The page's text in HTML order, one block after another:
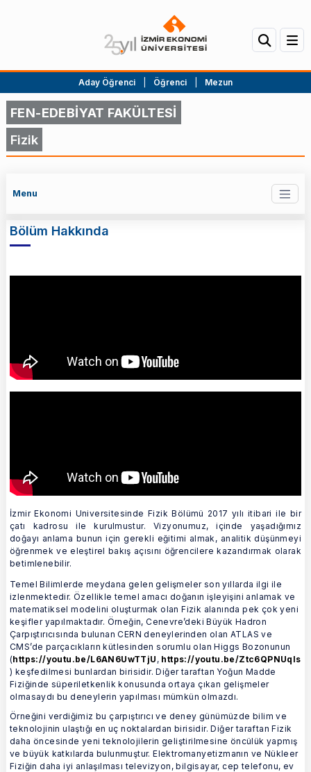
Aday Öğrenci Öğrenci Mezun
FEN-EDEBİYAT FAKÜLTESİ
Fizik
Bölüm Hakkında
İzmir Ekonomi Universitesinde Fizik Bölümü 2017 yılı itibari ile bir
çatı kadrosu ile kurulmustur. Vizyonumuz, içinde yaşadığımız
doğayı anlama bunun için gerekli eğitimi almak, analitik düşünmeyi
öğrenmek ve eleştirel bakış açısını öğrencilere kazandırmak olarak
betimlenebilir.
Temel Bilimlerde meydana gelen gelişmeler son yıllarda ilgi ile
izlenmektedir. Özellikle temel amacı doğanın işleyişini anlamak ve
matematiksel modelini oluşturmak olan Fizik alanında pek çok yeni
keşifler yapılmaktadır. Örneğin, Cenevre’deki Büyük Hadron
Çarpıştırıcısında bulunan CERN deneylerinden olan ATLAS ve
CMS’de parçacıkların kütlesinden sorumlu olan Higgs Bozonunun
(https://youtu.be/L6AN6UwTTjU , https://youtu.be/Ztc6QPNUqls
) keşfedilmesi bunlardan birisidir. Diğer taraftan Yoğun Madde
Fiziğinde süperiletkenlik konusunda ortaya çıkan gelişmeler
olmasaydı bu deneylerin yapılması mümkün olmazdı.
Örneğini verdiğimiz bu çarpıştırıcı ve deney günümüzde bilim ve
teknolojinin ulaştığı en uç noktalardan birisidir. Diğer taraftan Fizik
daha öncesinde yeni teknolojilerin geliştirilmesine öncülük yapmış
ve büyük katkılarda bulunmuştur. Elektromanyetizmanın ve Nükleer
Fiziğin daha iyi anlaşılması televizyon, bilgisayar, cep telefonu, ev
Menu